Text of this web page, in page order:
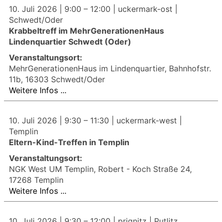
10. Juli 2026 | 9:00 – 12:00 | uckermark-ost |
Schwedt/Oder
Krabbeltreff im MehrGenerationenHaus
Lindenquartier Schwedt (Oder)
Veranstaltungsort:
MehrGenerationenHaus im Lindenquartier, Bahnhofstr.
11b, 16303 Schwedt/Oder
Weitere Infos ...
10. Juli 2026 | 9:30 – 11:30 | uckermark-west |
Templin
Eltern-Kind-Treffen in Templin
Veranstaltungsort:
NGK West UM Templin, Robert - Koch Straße 24,
17268 Templin
Weitere Infos ...